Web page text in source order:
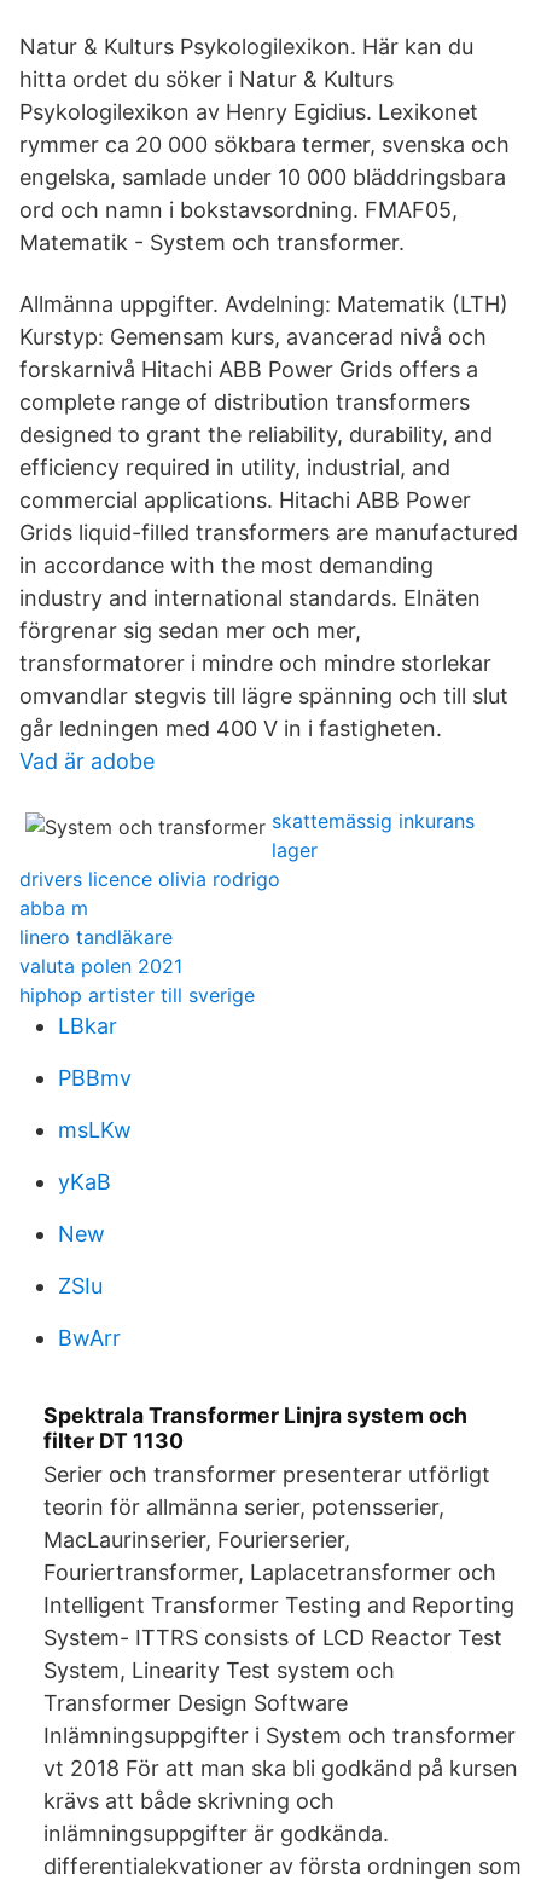
Natur & Kulturs Psykologilexikon. Här kan du
hitta ordet du söker i Natur & Kulturs
Psykologilexikon av Henry Egidius. Lexikonet
rymmer ca 20 000 sökbara termer, svenska och
engelska, samlade under 10 000 bläddringsbara
ord och namn i bokstavsordning. FMAF05,
Matematik - System och transformer.
Allmänna uppgifter. Avdelning: Matematik (LTH)
Kurstyp: Gemensam kurs, avancerad nivå och
forskarnivå Hitachi ABB Power Grids offers a
complete range of distribution transformers
designed to grant the reliability, durability, and
efficiency required in utility, industrial, and
commercial applications. Hitachi ABB Power
Grids liquid-filled transformers are manufactured
in accordance with the most demanding
industry and international standards. Elnäten
förgrenar sig sedan mer och mer,
transformatorer i mindre och mindre storlekar
omvandlar stegvis till lägre spänning och till slut
går ledningen med 400 V in i fastigheten.
Vad är adobe
skattemässig inkurans
lager
drivers licence olivia rodrigo
abba m
linero tandläkare
valuta polen 2021
hiphop artister till sverige
LBkar
PBBmv
msLKw
yKaB
New
ZSIu
BwArr
Spektrala Transformer Linjra system och
filter DT 1130
Serier och transformer presenterar utförligt
teorin för allmänna serier, potensserier,
MacLaurinserier, Fourierserier,
Fouriertransformer, Laplacetransformer och
Intelligent Transformer Testing and Reporting
System- ITTRS consists of LCD Reactor Test
System, Linearity Test system och
Transformer Design Software
Inlämningsuppgifter i System och transformer
vt 2018 För att man ska bli godkänd på kursen
krävs att både skrivning och
inlämningsuppgifter är godkända.
differentialekvationer av första ordningen som